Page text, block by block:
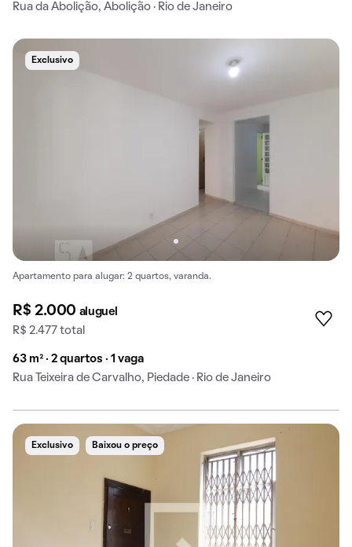
Rua da Abolição, Abolição · Rio de Janeiro
Exclusivo
Apartamento para alugar: 2 quartos, varanda.
R$ 2.000 aluguel
R$ 2.477 total
63 m² · 2 quartos · 1 vaga
Rua Teixeira de Carvalho, Piedade · Rio de Janeiro
Exclusivo Baixou o preço